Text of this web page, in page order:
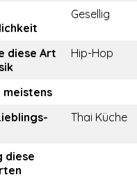
Gesellig
diese Art
Hip-Hop
meistens
Thai Küche
diese